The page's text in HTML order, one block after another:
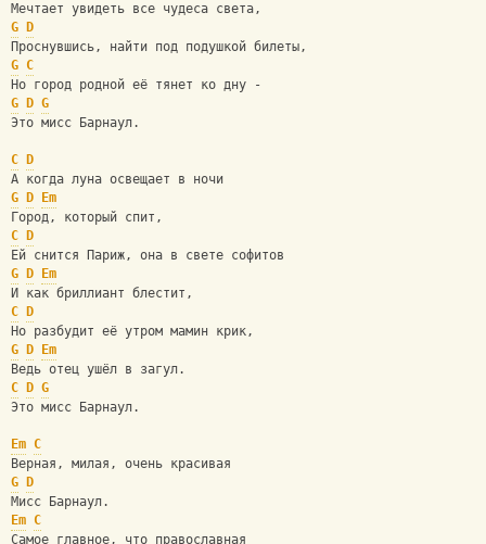
Мечтает увидеть все чудеса света,
G
D
Проснувшись, найти под подушкой билеты,
G C
Но город родной её тянет ко дну -
G
D G
Это мисс Барнаул.
C
D
А когда луна освещает в ночи
G
D
Em
Город, который спит,
C
D
Ей снится Париж, она в свете софитов
G
D
Em
И как бриллиант блестит,
C
D
Но разбудит её утром мамин крик,
G
D
Em
Ведь отец ушёл в загул.
C
D G
Это мисс Барнаул.
Em C
Верная, милая, очень красивая
G
D
Мисс Барнаул.
Em C
Самое главное, что православная